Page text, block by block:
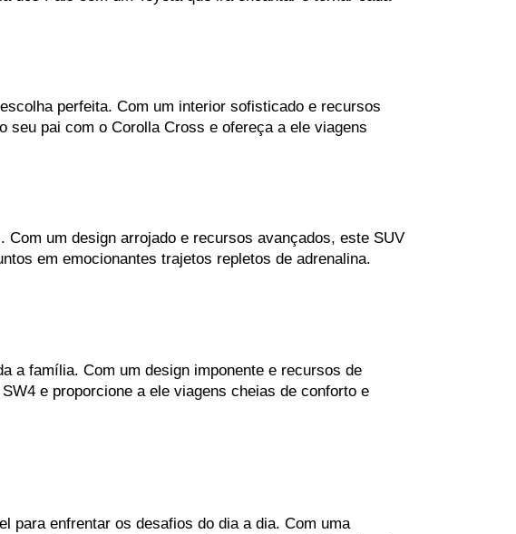
perfeita. Com um interior sofisticado e recursos
seu pai com o Corolla Cross e ofereça a ele viagens
um design arrojado e recursos avançados, este SUV
em emocionantes trajetos repletos de adrenalina.
a família. Com um design imponente e recursos de
e proporcione a ele viagens cheias de conforto e
para enfrentar os desafios do dia a dia. Com uma